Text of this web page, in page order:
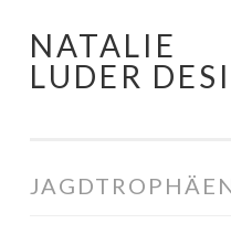
Skip
NATALIE
LUDER